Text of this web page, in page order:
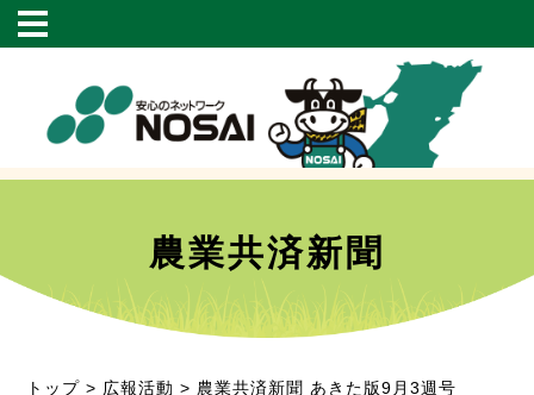
農業共済新聞
トップ > 広報活動 > 農業共済新聞 あきた版9月3週号